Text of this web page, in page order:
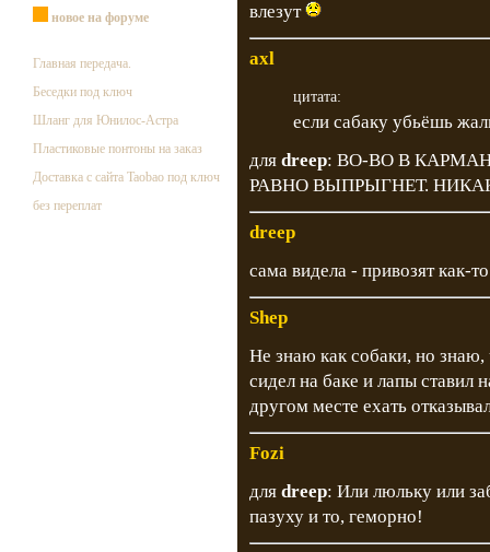
новое на форуме
Главная передача.
Беседки под ключ
Шланг для Юнилос-Астра
Пластиковые понтоны на заказ
Доставка с сайта Taobao под ключ
без переплат
влезут
axl
цитата:
если сабаку убьёшь
для dreep: ВО-ВО В
РАВНО ВЫПРЫГНЕТ.
dreep
сама видела - привозят как-
Shep
Не знаю как собаки, но
сидел на баке и лапы
другом месте ехать
Fozi
для dreep: Или люльку или
пазуху и то, геморно!